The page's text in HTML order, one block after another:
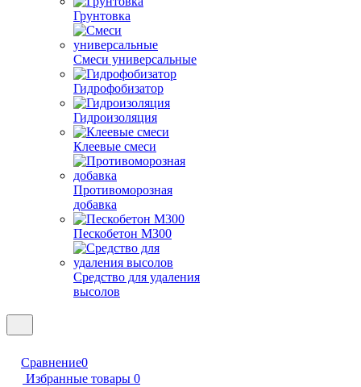
Грунтовка
Смеси универсальные
Гидрофобизатор
Гидроизоляция
Клеевые смеси
Противоморозная
добавка
Пескобетон М300
Средство для удаления
высолов
Сравнение0
Избранные товары 0